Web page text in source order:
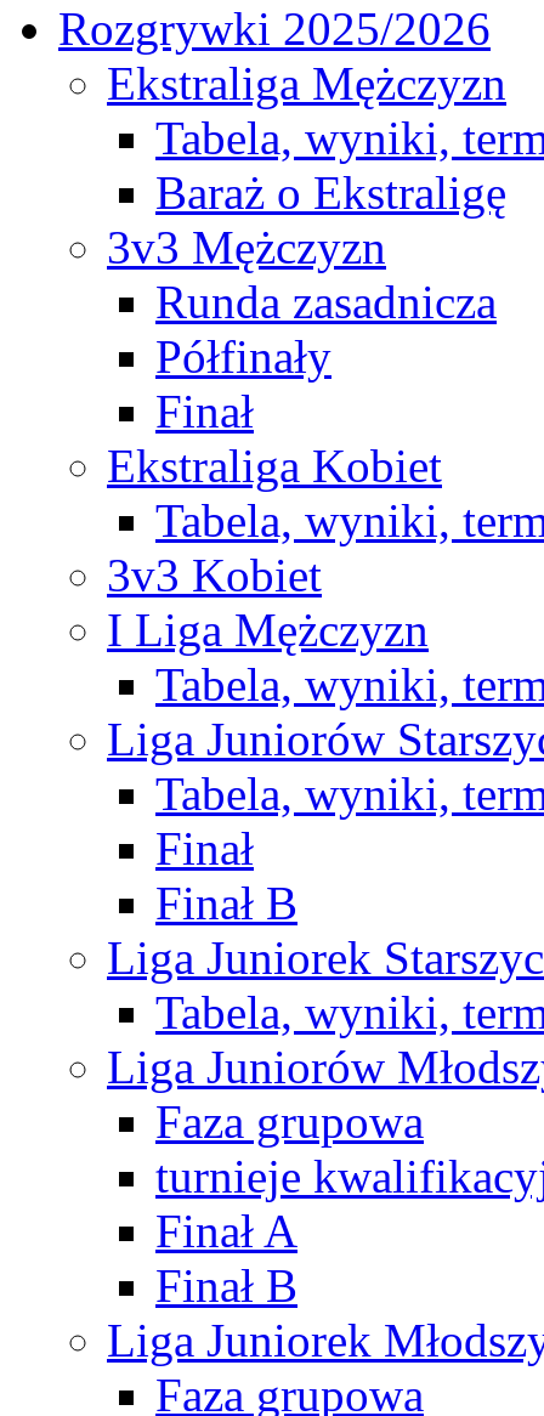
Rozgrywki 2025/2026
Ekstraliga Mężczyzn
Tabela, wyniki,
Baraż o Ekstraligę
3v3 Mężczyzn
Runda zasadnicza
Półfinały
Finał
Ekstraliga Kobiet
Tabela, wyniki,
3v3 Kobiet
I Liga Mężczyzn
Tabela, wyniki,
Liga Juniorów
Tabela, wyniki,
Finał
Finał B
Liga Juniorek
Tabela, wyniki,
Liga Juniorów
Faza grupowa
turnieje
Finał A
Finał B
Liga Juniorek
Faza grupowa